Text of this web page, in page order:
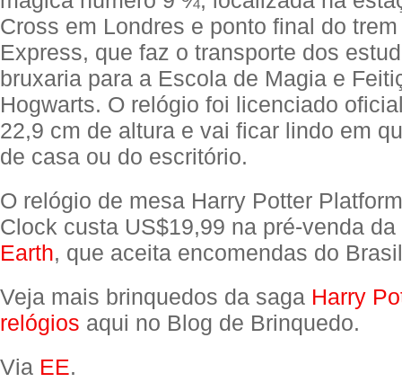
Cross em Londres e ponto final do
Express, que faz o transporte dos
bruxaria para a Escola de Magia e
Hogwarts. O relógio foi licenciado
22,9 cm de altura e vai ficar lindo em
de casa ou do escritório.
O relógio de mesa Harry Potter
Clock custa US$19,99 na pré-venda da
Earth, que aceita encomendas do
Veja mais brinquedos da saga Harry
relógios aqui no Blog de Brinquedo.
Via EE.